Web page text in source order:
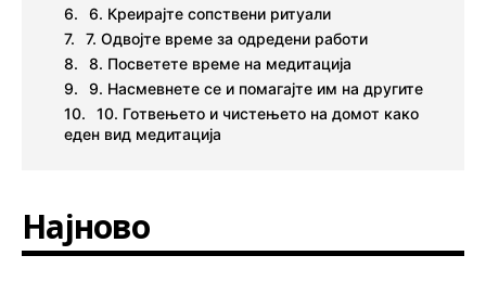
6. Креирајте сопствени ритуали
7. Одвојте време за одредени работи
8. Посветете време на медитација
9. Насмевнете се и помагајте им на другите
10. Готвењето и чистењето на домот како
еден вид медитација
Најново